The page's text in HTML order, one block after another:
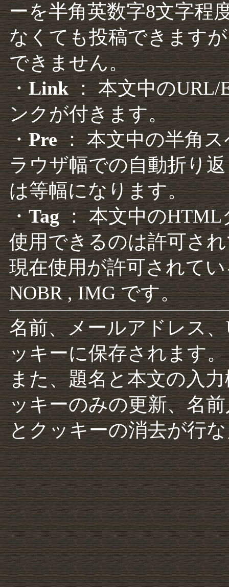
ーを半角英数字8文字程
なくても投稿できます
できません。
・Link： 本文中のURL/
ンクが付きます。
・Pre： 本文中の半角
ラウザ幅での自動折り
は等幅になります。
・Tag： 本文中のHTML
使用できるのは許可さ
現在使用が許可されて
NOBR , IMG です。
名前、メールアドレス
ッキーに保存されます。
また、題名と本文の入
ッキーのみの更新、名
とクッキーの消去が行